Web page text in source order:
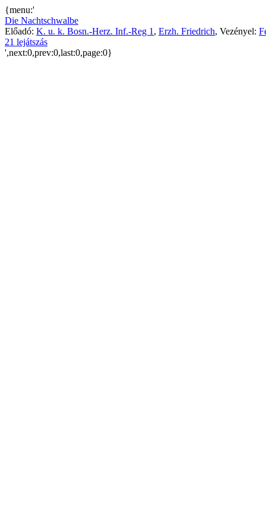
{menu:'
Die Nachtschwalbe
Előadó: K. u. k. Bosn.-Herz. Inf.-Reg 1 , Erzh. Friedrich, Vezényel:
21 lejátszás
',next:0,prev:0,last:0,page:0}